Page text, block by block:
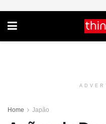
Home Japão